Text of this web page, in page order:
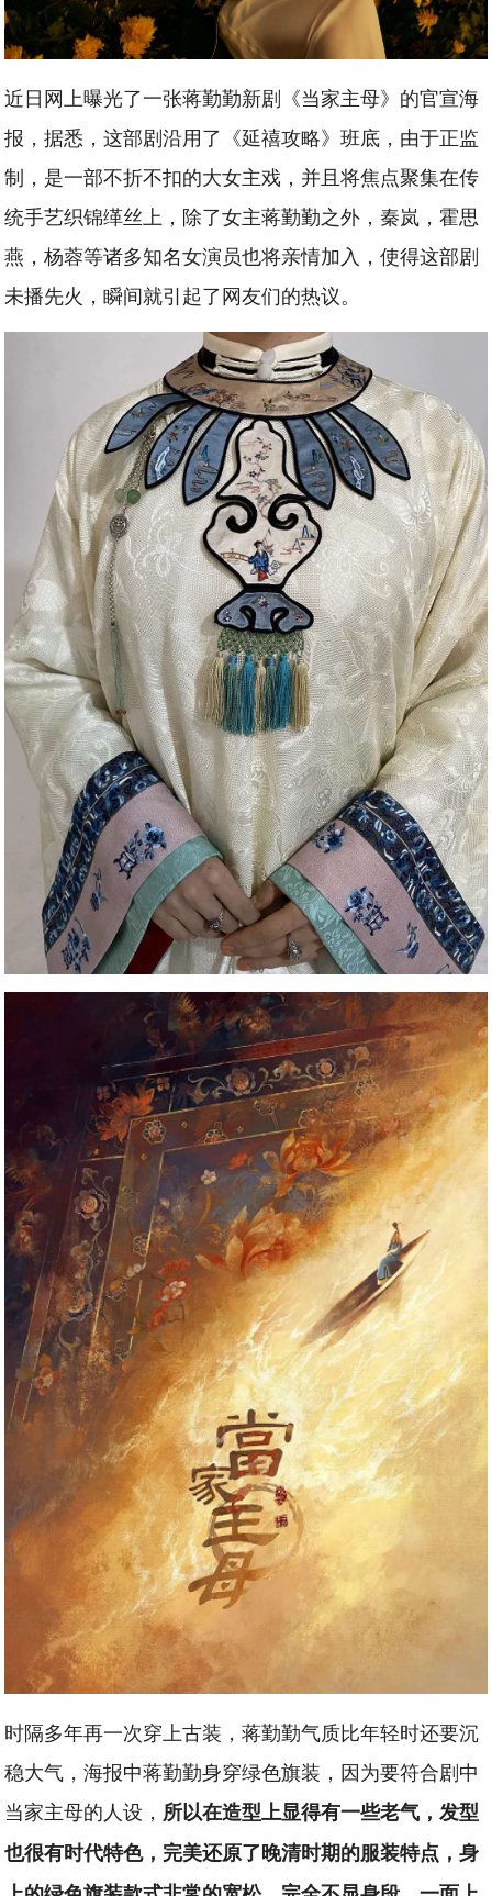
近日网上曝光了一张蒋勤勤新剧《当家主母》的官宣海
报，据悉，这部剧沿用了《延禧攻略》班底，由于正监
制，是一部不折不扣的大女主戏，并且将焦点聚集在传
统手艺织锦缂丝上，除了女主蒋勤勤之外，秦岚，霍思
燕，杨蓉等诸多知名女演员也将亲情加入，使得这部剧
未播先火，瞬间就引起了网友们的热议。
时隔多年再一次穿上古装，蒋勤勤气质比年轻时还要沉
稳大气，海报中蒋勤勤身穿绿色旗装，因为要符合剧中
当家主母的人设， 所以在造型上显得有一些老气，发型
也很有时代特色，完美还原了晚清时期的服装特点，身